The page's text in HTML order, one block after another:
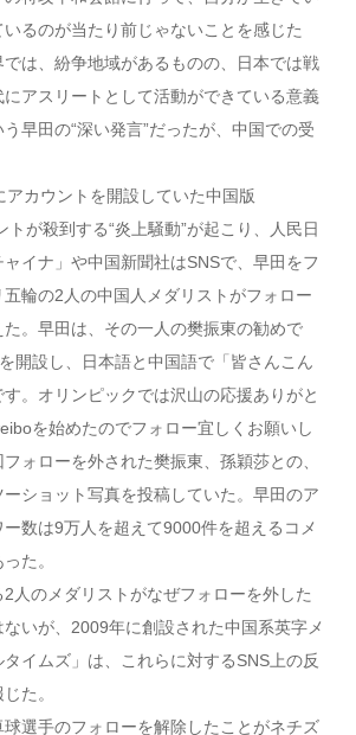
るのが当たり前じゃないことを感じた
は、紛争地域があるものの、日本では戦
アスリートとして活動ができている意義
早田の“深い発言”だったが、中国での受
カウントを開設していた中国版
トが殺到する“炎上騒動”が起こり、人民日
イナ」や中国新聞社はSNSで、早田をフ
五輪の2人の中国人メダリストがフォロー
。早田は、その一人の樊振東の勧めで
開設し、日本語と中国語で「皆さんこん
。オリンピックでは沢山の応援ありがと
を始めたのでフォロー宜しくお願いし
ォローを外された樊振東、孫穎莎との、
ショット写真を投稿していた。早田のア
数は9万人を超えて9000件を超えるコメ
た。
人のメダリストがなぜフォローを外した
いが、2009年に創設された中国系英字メ
イムズ」は、これらに対するSNS上の反
た。
球選手のフォローを解除したことがネチズ